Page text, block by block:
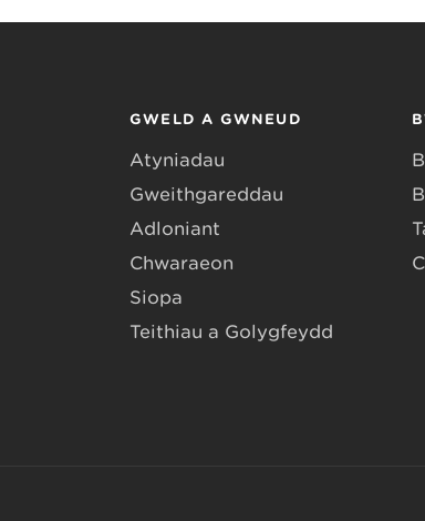
GWELD A GWNEUD
Atyniadau
Gweithgareddau
Adloniant
Chwaraeon
Siopa
Teithiau a Golygfeydd